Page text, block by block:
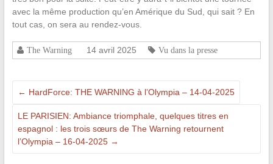
avec la même production qu’en Amérique du Sud, qui sait ? En
tout cas, on sera au rendez-vous.
The Warning 14 avril 2025 Vu dans la presse
← HardForce: THE WARNING à l’Olympia – 14-04-2025
LE PARISIEN: Ambiance triomphale, quelques titres en
espagnol : les trois sœurs de The Warning retournent
l’Olympia – 16-04-2025 →